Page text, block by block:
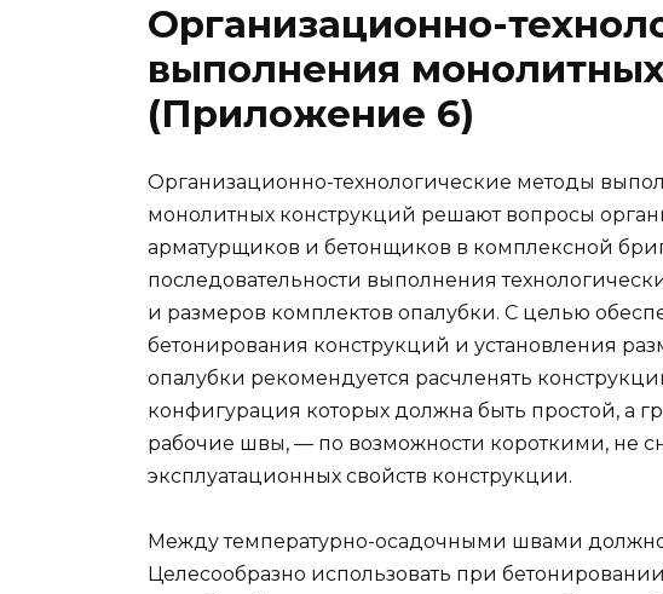
Организационно-
выполнения
(Приложение 6)
Организационно-технологические методы
монолитных конструкций решают вопросы
арматурщиков и бетонщиков в комплексной
последовательности выполнения
и размеров комплектов опалубки. С целью
бетонирования конструкций и установления
опалубки рекомендуется расчленять
конфигурация которых должна быть простой, а
рабочие швы, — по возможности короткими, не
эксплуатационных свойств конструкции.
Между температурно-осадочными швами должно
Целесообразно использовать при